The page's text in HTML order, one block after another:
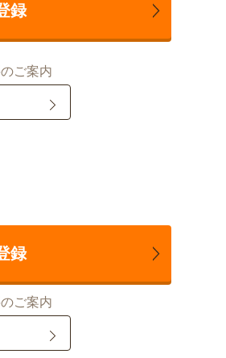
録
ご案内
録
ご案内